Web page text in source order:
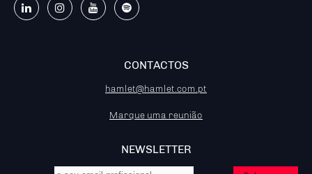
CONTACTOS
hamlet@hamlet.com.pt
Marque uma reunião
NEWSLETTER